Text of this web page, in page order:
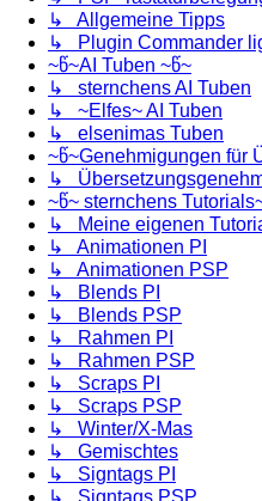
↳ Allgemeine Tipps
↳ Plugin Commander
~წ~AI Tuben ~წ~
↳ sternchens AI Tuben
↳ ~Elfes~ AI Tuben
↳ elsenimas Tuben
~წ~Genehmigungen für
↳
~წ~ sternchens
↳ Meine eigenen
↳ Animationen PI
↳ Animationen PSP
↳ Blends PI
↳ Blends PSP
↳ Rahmen PI
↳ Rahmen PSP
↳ Scraps PI
↳ Scraps PSP
↳ Winter/X-Mas
↳ Gemischtes
↳ Signtags PI